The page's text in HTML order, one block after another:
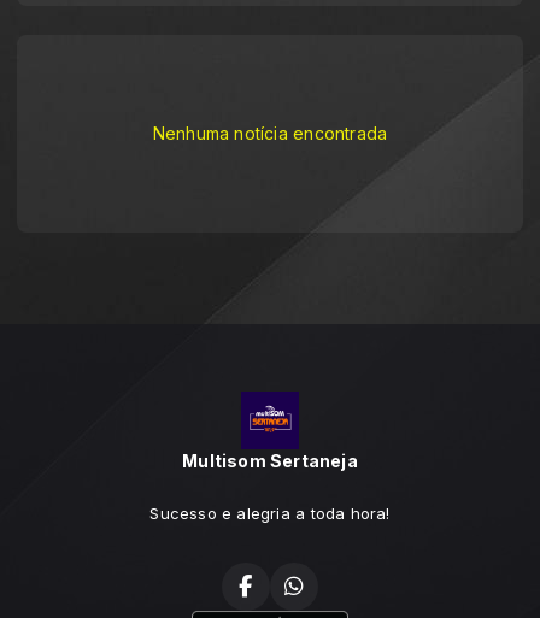
Nenhuma notícia encontrada
Multisom Sertaneja
Sucesso e alegria a toda hora!